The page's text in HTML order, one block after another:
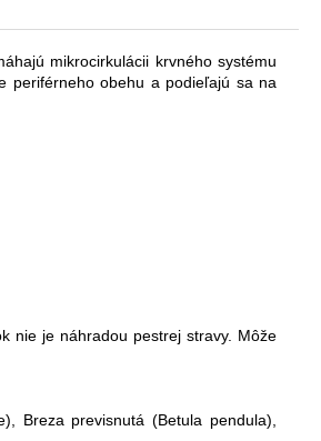
mikrocirkulácii krvného systému
periférneho obehu a podieľajú sa na
nie je náhradou pestrej stravy. Môže
Breza previsnutá (Betula pendula),